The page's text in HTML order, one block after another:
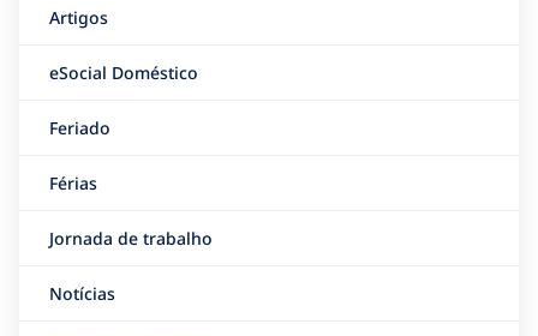
Artigos
eSocial Doméstico
Feriado
Férias
Jornada de trabalho
Notícias